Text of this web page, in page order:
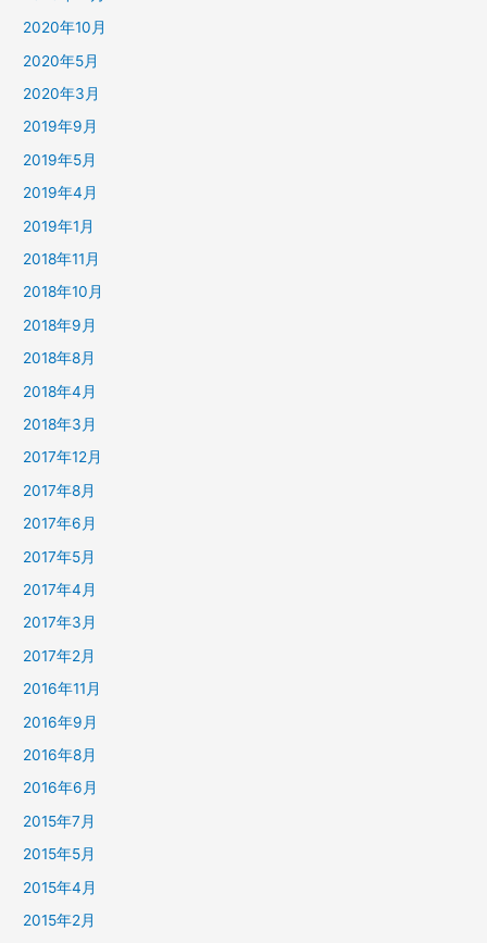
2020年10月
2020年5月
2020年3月
2019年9月
2019年5月
2019年4月
2019年1月
2018年11月
2018年10月
2018年9月
2018年8月
2018年4月
2018年3月
2017年12月
2017年8月
2017年6月
2017年5月
2017年4月
2017年3月
2017年2月
2016年11月
2016年9月
2016年8月
2016年6月
2015年7月
2015年5月
2015年4月
2015年2月